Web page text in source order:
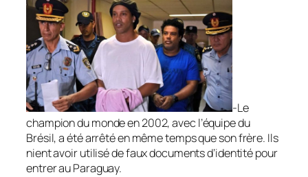
-Le
champion du monde en 2002, avec l’équipe du
Brésil, a été arrêté en même temps que son frère. Ils
nient avoir utilisé de faux documents d’identité pour
entrer au Paraguay.